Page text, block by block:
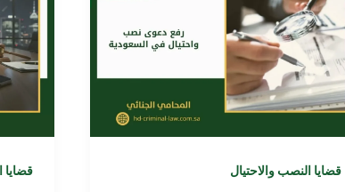
قضايا النصب والاحتيال قضايا